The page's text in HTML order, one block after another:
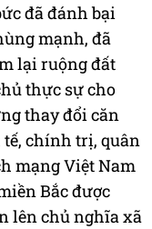
đã đánh bại
mạnh, đã
lại ruộng đất
thực sự cho
thay đổi căn
chính trị, quân
mạng Việt Nam
Bắc được
lên chủ nghĩa xã